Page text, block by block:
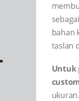
sebagai
bahan
taslan
Untuk